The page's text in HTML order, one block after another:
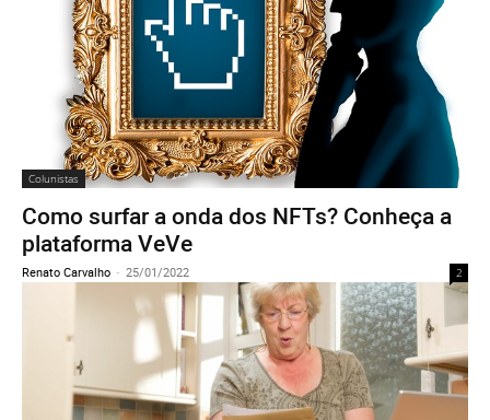
Colunistas
Como surfar a onda dos NFTs? Conheça a
plataforma VeVe
Renato Carvalho - 25/01/2022 2